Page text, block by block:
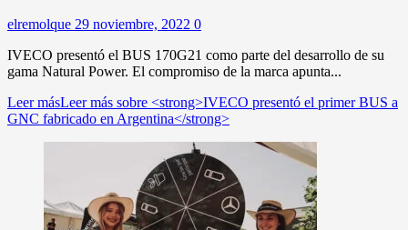
elremolque 29 noviembre, 2022 0
IVECO presentó el BUS 170G21 como parte del desarrollo de su
gama Natural Power. El compromiso de la marca apunta...
Leer másLeer más sobre <strong>IVECO presentó el primer BUS a
GNC fabricado en Argentina</strong>